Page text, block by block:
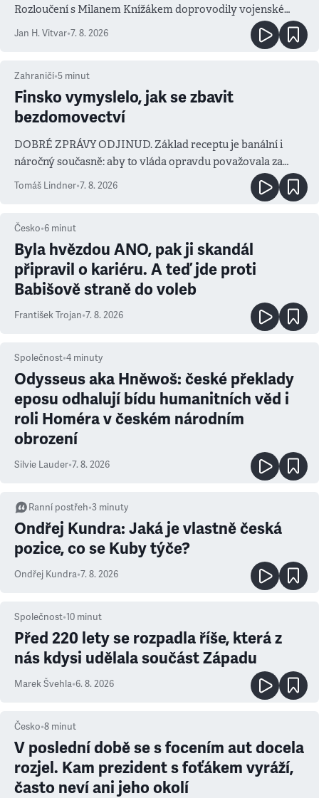
Rozloučení s Milanem Knížákem doprovodily vojenské
salvy i kritika pokrokářů
Jan H. Vitvar•7. 8. 2026
Zahraničí•5 minut
Finsko vymyslelo, jak se zbavit
bezdomovectví
DOBRÉ ZPRÁVY ODJINUD. Základ receptu je banální i
náročný současně: aby to vláda opravdu považovala za
prioritu
Tomáš Lindner•7. 8. 2026
Česko•6 minut
Byla hvězdou ANO, pak ji skandál
připravil o kariéru. A teď jde proti
Babišově straně do voleb
František Trojan•7. 8. 2026
Společnost•4 minuty
Odysseus aka Hněwoš: české překlady
eposu odhalují bídu humanitních věd i
roli Homéra v českém národním
obrození
Silvie Lauder•7. 8. 2026
Ranní postřeh•3 minuty
Ondřej Kundra: Jaká je vlastně česká
pozice, co se Kuby týče?
Ondřej Kundra•7. 8. 2026
Společnost•10 minut
Před 220 lety se rozpadla říše, která z
nás kdysi udělala součást Západu
Marek Švehla•6. 8. 2026
Česko•8 minut
V poslední době se s focením aut docela
rozjel. Kam prezident s foťákem vyráží,
často neví ani jeho okolí